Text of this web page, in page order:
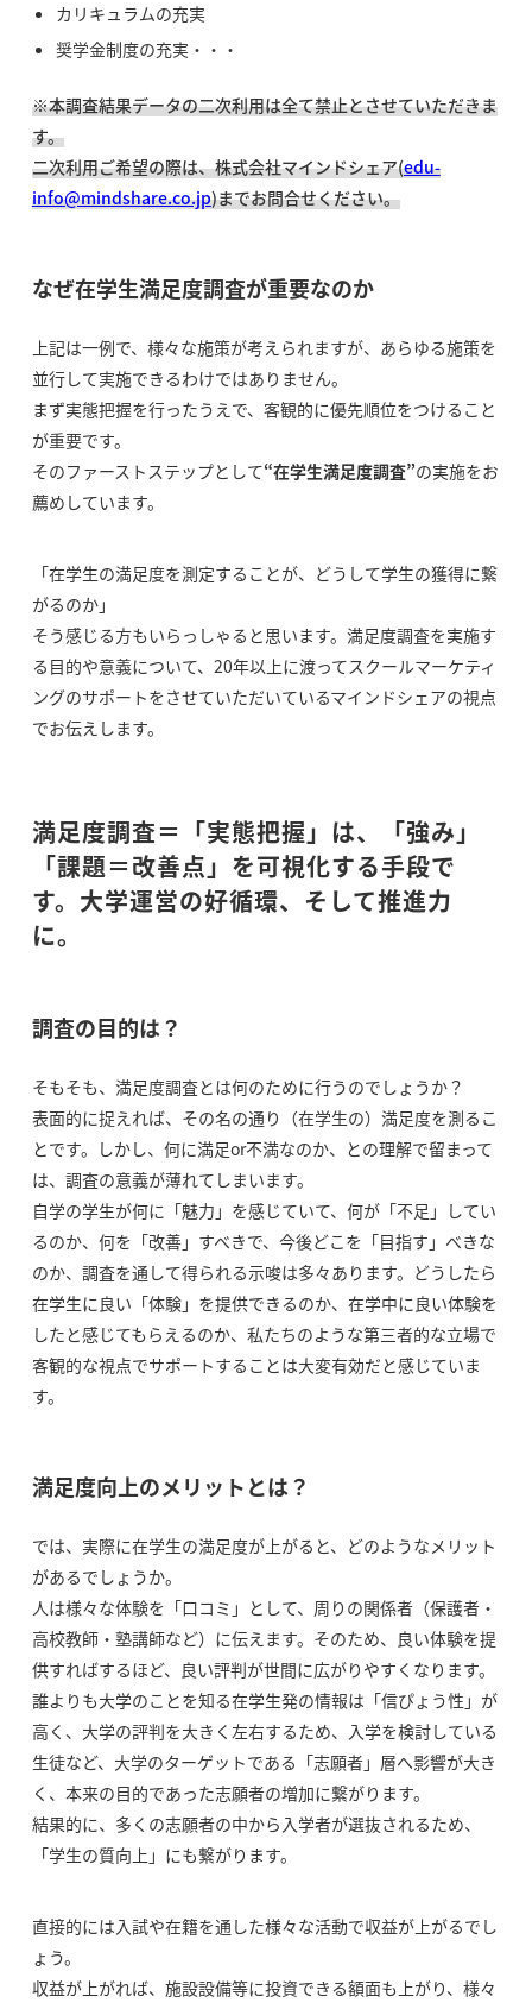
カリキュラムの充実
奨学金制度の充実・・・
※本調査結果データの二次利用は全て禁止とさせていただきま
す。
二次利用ご希望の際は、株式会社マインドシェア(edu-
info@mindshare.co.jp)までお問合せください。
なぜ在学生満足度調査が重要なのか
上記は一例で、様々な施策が考えられますが、あらゆる施策を
並行して実施できるわけではありません。
まず実態把握を行ったうえで、客観的に優先順位をつけること
が重要です。
そのファーストステップとして“在学生満足度調査”の実施をお
薦めしています。
「在学生の満足度を測定することが、どうして学生の獲得に繋
がるのか」
そう感じる方もいらっしゃると思います。満足度調査を実施す
る目的や意義について、20年以上に渡ってスクールマーケティ
ングのサポートをさせていただいているマインドシェアの視点
でお伝えします。
満足度調査＝「実態把握」は、「強み」
「課題＝改善点」を可視化する手段で
す。大学運営の好循環、そして推進力
に。
調査の目的は？
そもそも、満足度調査とは何のために行うのでしょうか？
表面的に捉えれば、その名の通り（在学生の）満足度を測るこ
とです。しかし、何に満足or不満なのか、との理解で留まって
は、調査の意義が薄れてしまいます。
自学の学生が何に「魅力」を感じていて、何が「不足」してい
るのか、何を「改善」すべきで、今後どこを「目指す」べきな
のか、調査を通して得られる示唆は多々あります。どうしたら
在学生に良い「体験」を提供できるのか、在学中に良い体験を
したと感じてもらえるのか、私たちのような第三者的な立場で
客観的な視点でサポートすることは大変有効だと感じていま
す。
満足度向上のメリットとは？
では、実際に在学生の満足度が上がると、どのようなメリット
があるでしょうか。
人は様々な体験を「口コミ」として、周りの関係者（保護者・
高校教師・塾講師など）に伝えます。そのため、良い体験を提
供すればするほど、良い評判が世間に広がりやすくなります。
誰よりも大学のことを知る在学生発の情報は「信ぴょう性」が
高く、大学の評判を大きく左右するため、入学を検討している
生徒など、大学のターゲットである「志願者」層へ影響が大き
く、本来の目的であった志願者の増加に繋がります。
結果的に、多くの志願者の中から入学者が選抜されるため、
「学生の質向上」にも繋がります。
直接的には入試や在籍を通した様々な活動で収益が上がるでし
ょう。
収益が上がれば、施設設備等に投資できる額面も上がり、様々